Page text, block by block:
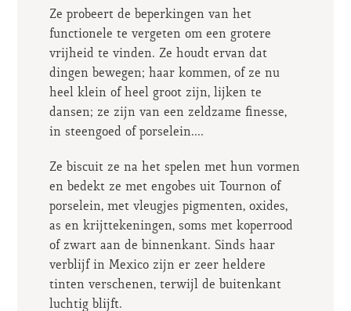
Ze probeert de beperkingen van het
functionele te vergeten om een grotere
vrijheid te vinden. Ze houdt ervan dat
dingen bewegen; haar kommen, of ze nu
heel klein of heel groot zijn, lijken te
dansen; ze zijn van een zeldzame finesse,
in steengoed of porselein....
Ze biscuit ze na het spelen met hun vormen
en bedekt ze met engobes uit Tournon of
porselein, met vleugjes pigmenten, oxides,
as en krijttekeningen, soms met koperrood
of zwart aan de binnenkant. Sinds haar
verblijf in Mexico zijn er zeer heldere
tinten verschenen, terwijl de buitenkant
luchtig blijft.